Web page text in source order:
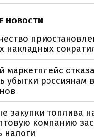
НОВОСТИ
накладных
маркетплейс
убытки россиянам
закупки топлива
компанию
налоги